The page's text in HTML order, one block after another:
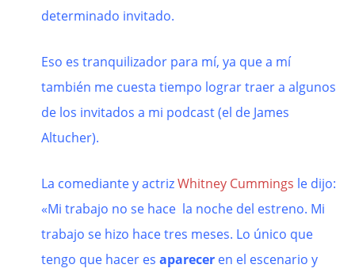
determinado invitado.
Eso es tranquilizador para mí, ya que a mí
también me cuesta tiempo lograr traer a algunos
de los invitados a mi podcast (el de James
Altucher).
La comediante y actrizWhitney Cummings le dijo:
«Mi trabajo no se hace la noche del estreno. Mi
trabajo se hizo hace tres meses. Lo único que
tengo que hacer esaparecer en el escenario y